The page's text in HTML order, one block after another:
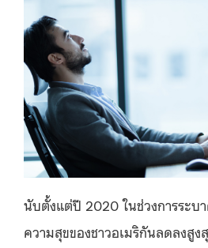
นับตั้งแต่ปี 2020 ในช่วงการระบ
ความสุขของชาวอเมริกันลดลงสู